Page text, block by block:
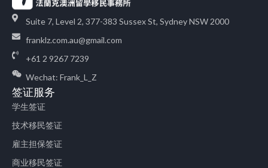
Suite 7, Level 2, 377-383 Sussex St, Sydney NSW 2000
franklz.com.au@gmail.com
+61 2 9267 7239
Wechat: Frank_L_Z
签证服务
学生签证
技术移民签证
雇主担保签证
商业移民签证